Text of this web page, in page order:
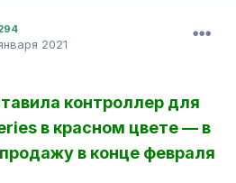
2021
контроллер для
в красном цвете — в
в конце февраля